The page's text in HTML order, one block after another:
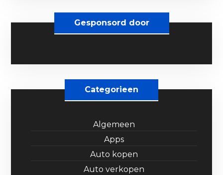
Gesponsord door
Categorieen
Algemeen
Apps
Auto kopen
Auto verkopen